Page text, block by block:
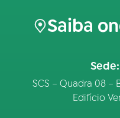
Saiba
SCS – Quadra 08 –
Edifício